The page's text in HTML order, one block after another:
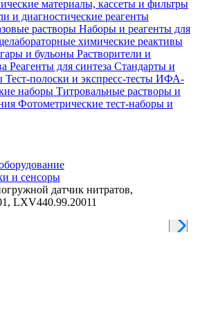
материалы, кассеты и фильтры
и диагностические реагенты
растворы Наборы и реагенты для
химические реактивы
и бульоны Растворители и
Реагенты для синтеза Стандарты и
Тест-полоски и экспресс-тесты ИФА-
наборы Титровальные растворы и
Фотометрические тест-наборы и
и сенсоры
датчик нитратов,
LXV440.99.20011